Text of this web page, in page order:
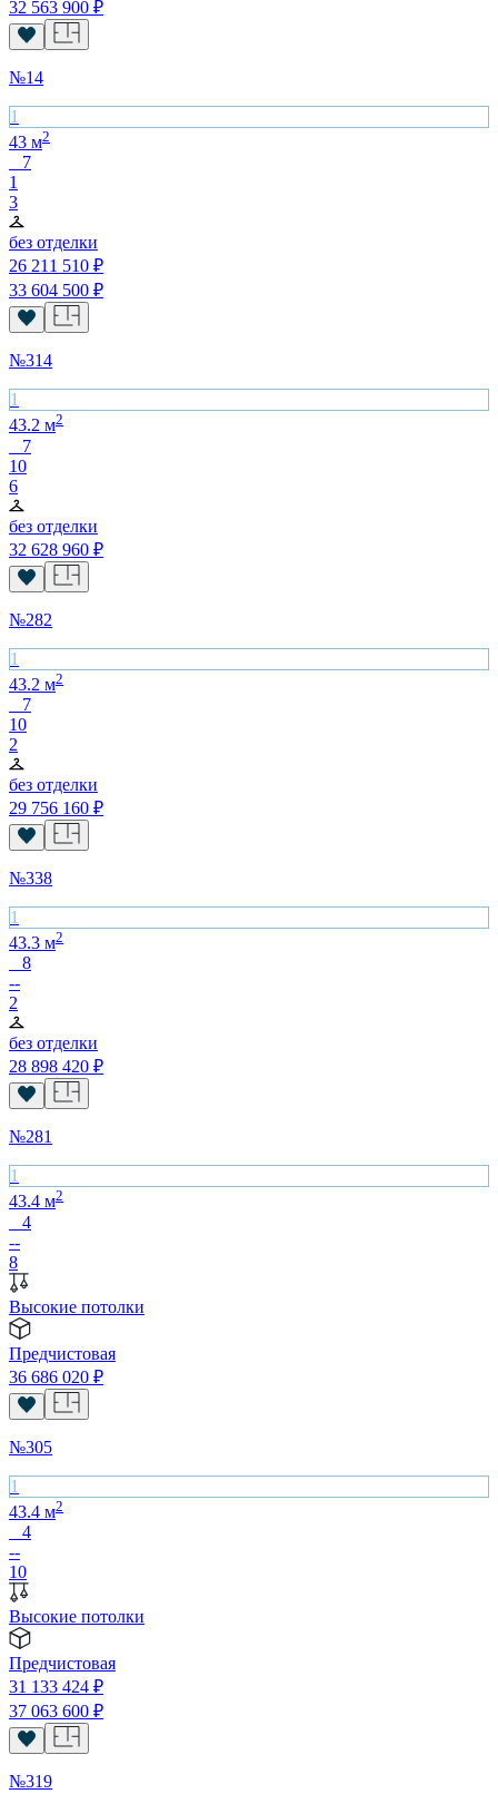
32 563 900 ₽
№14
1
43 м2
7
1
3
без отделки
26 211 510 ₽
33 604 500 ₽
№314
1
43.2 м2
7
10
6
без отделки
32 628 960 ₽
№282
1
43.2 м2
7
10
2
без отделки
29 756 160 ₽
№338
1
43.3 м2
8
--
2
без отделки
28 898 420 ₽
№281
1
43.4 м2
4
--
8
Высокие потолки
Предчистовая
36 686 020 ₽
№305
1
43.4 м2
4
--
10
Высокие потолки
Предчистовая
31 133 424 ₽
37 063 600 ₽
№319